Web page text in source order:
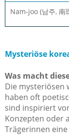
Nam-joo (남주, 南
Mysteriöse
Was macht
Die mysteriösen
haben oft
sind inspiriert
Konzepten oder
Trägerinnen